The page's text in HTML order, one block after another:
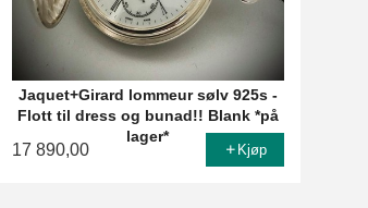
Jaquet+Girard lommeur sølv 925s -
Flott til dress og bunad!! Blank *på
lager*
17 890,00 Kjøp